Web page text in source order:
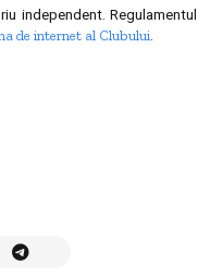
independent. Regulamentul
de internet al Clubului.